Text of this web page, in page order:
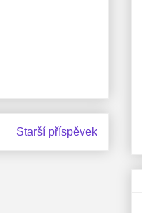
Starší příspěvek